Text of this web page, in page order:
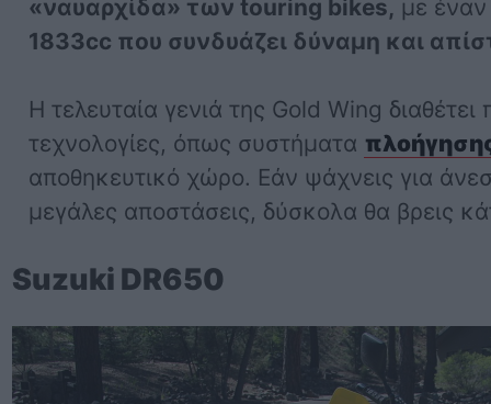
«ναυαρχίδα» των touring bikes, με έναν
1833cc που συνδυάζει δύναμη και
Η τελευταία γενιά της Gold Wing διαθέτει
τεχνολογίες, όπως συστήματα
αποθηκευτικό χώρο. Εάν ψάχνεις για
μεγάλες αποστάσεις, δύσκολα θα βρεις
Suzuki DR650